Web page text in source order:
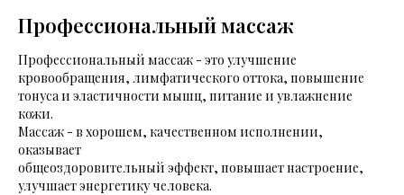
Профессиональный массаж
Профессиональный массаж - это улучшение
кровообращения, лимфатического оттока, повышение
тонуса и эластичности мышц, питание и увлажнение
кожи.
Массаж - в хорошем, качественном исполнении,
оказывает
общеоздоровительный эффект, повышает настроение,
улучшает энергетику человека.